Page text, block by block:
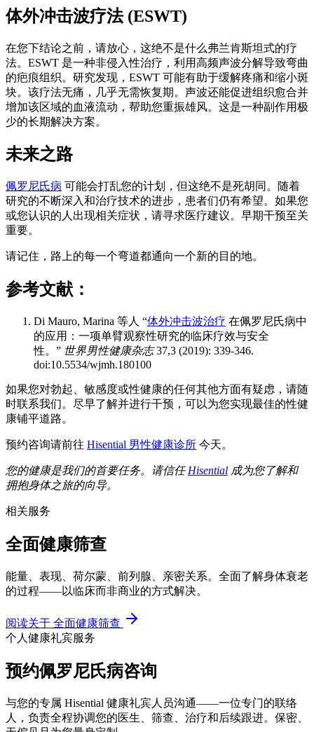
体外冲击波疗法 (ESWT)
在您下结论之前，请放心，这绝不是什么弗兰肯斯坦式的疗
法。ESWT 是一种非侵入性治疗，利用高频声波分解导致弯曲
的疤痕组织。研究发现，ESWT 可能有助于缓解疼痛和缩小斑
块。该疗法无痛，几乎无需恢复期。声波还能促进组织愈合并
增加该区域的血液流动，帮助您重振雄风。这是一种副作用极
少的长期解决方案。
未来之路
佩罗尼氏病 可能会打乱您的计划，但这绝不是死胡同。随着
研究的不断深入和治疗技术的进步，患者们仍有希望。如果您
或您认识的人出现相关症状，请寻求医疗建议。早期干预至关
重要。
请记住，路上的每一个弯道都通向一个新的目的地。
参考文献：
Di Mauro, Marina 等人 “体外冲击波治疗 在佩罗尼氏病中
的应用：一项单臂观察性研究的临床疗效与安全
性。” 世界男性健康杂志37,3 (2019): 339-346.
doi:10.5534/wjmh.180100
如果您对勃起、敏感度或性健康的任何其他方面有疑虑，请随
时联系我们。尽早了解并进行干预，可以为您实现最佳的性健
康铺平道路。
预约咨询请前往 Hisential 男性健康诊所 今天。
您的健康是我们的首要任务。请信任 Hisential 成为您了解和
拥抱身体之旅的向导。
相关服务
全面健康筛查
能量、表现、荷尔蒙、前列腺、亲密关系。全面了解身体衰老
的过程——以临床而非商业的方式解决。
阅读关于 全面健康筛查
个人健康礼宾服务
预约佩罗尼氏病咨询
与您的专属 Hisential 健康礼宾人员沟通——一位专门的联络
人，负责全程协调您的医生、筛查、治疗和后续跟进。保密、